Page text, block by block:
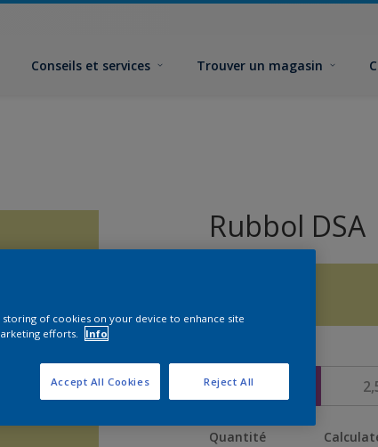
Conseils et services Trouver un magasin
Rubbol DSA
Quantité
storing of cookies on your device to enhance site
efforts.
Info
Reject All
Accept All Cookies